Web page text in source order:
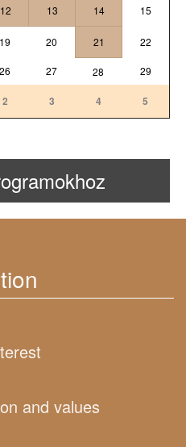
12 13 14 15
19 20 21 22
26 27 28 29
2 3 4 5
and values